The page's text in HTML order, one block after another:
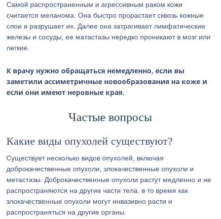
Самой распространенным и агрессивным раком кожи
считается меланома. Она быстро прорастает сквозь кожные
слои и разрушает их. Далее она затрагивает лимфатические
железы и сосуды, ее матастазы нередко проникают в мозг или
легкие.
К врачу нужно обращаться немедленно, если вы
заметили ассиметричные новообразования на коже и
если они имеют неровные края.
Частые вопросы
Какие виды опухолей существуют?
Существует несколько видов опухолей, включая
доброкачественные опухоли, злокачественные опухоли и
метастазы. Доброкачественные опухоли растут медленно и не
распространяются на другие части тела, в то время как
злокачественные опухоли могут инвазивно расти и
распространяться на другие органы.